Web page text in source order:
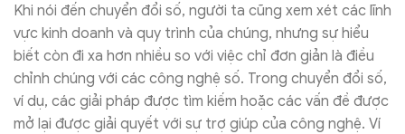
Khi nói đến chuyển đổi số, người ta cũng xem xét các lĩnh
vực kinh doanh và quy trình của chúng, nhưng sự hiểu
biết còn đi xa hơn nhiều so với việc chỉ đơn giản là điều
chỉnh chúng với các công nghệ số. Trong chuyển đổi số,
ví dụ, các giải pháp được tìm kiếm hoặc các vấn đề được
mở lại được giải quyết với sự trợ giúp của công nghệ. Ví